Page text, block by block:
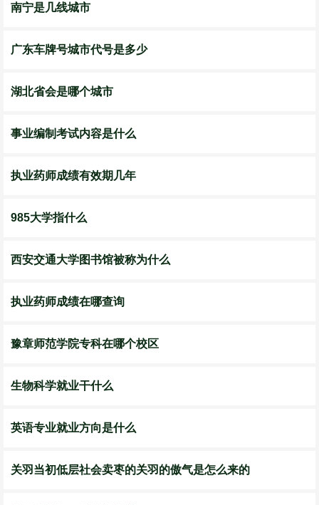
南宁是几线城市
广东车牌号城市代号是多少
湖北省会是哪个城市
事业编制考试内容是什么
执业药师成绩有效期几年
985大学指什么
西安交通大学图书馆被称为什么
执业药师成绩在哪查询
豫章师范学院专科在哪个校区
生物科学就业干什么
英语专业就业方向是什么
关羽当初低层社会卖枣的关羽的傲气是怎么来的